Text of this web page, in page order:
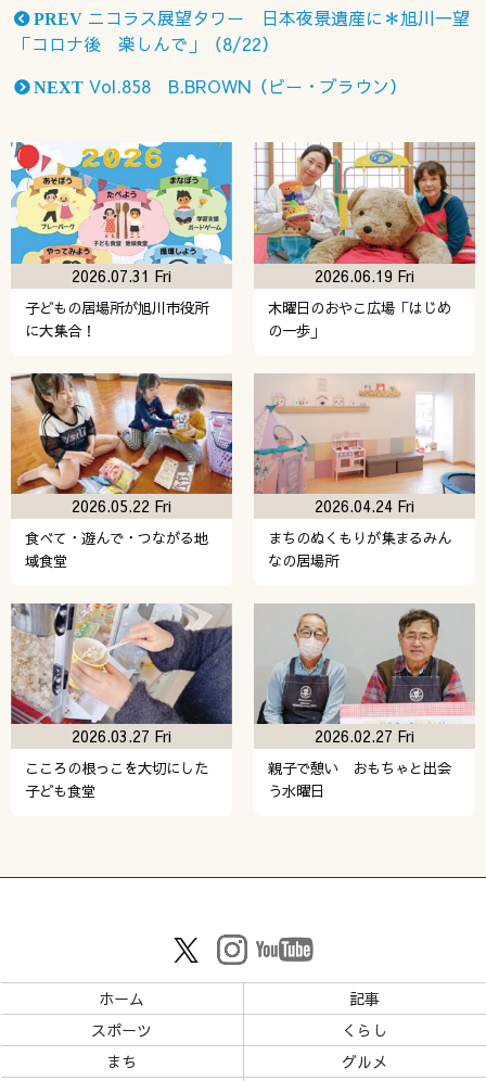
PREV ニコラス展望タワー 日本夜景遺産に＊旭川一望
「コロナ後 楽しんで」（8/22）
NEXT Vol.858 B.BROWN（ビー・ブラウン）
子どもの居場所が旭川市役所
に大集合！
2026.07.31 Fri
木曜日のおやこ広場「はじめ
の一歩」
2026.06.19 Fri
食べて・遊んで・つながる地
域食堂
2026.05.22 Fri
まちのぬくもりが集まるみん
なの居場所
2026.04.24 Fri
こころの根っこを大切にした
子ども食堂
2026.03.27 Fri
親子で憩い おもちゃと出会
う水曜日
2026.02.27 Fri
ホーム
記事
スポーツ
くらし
まち
グルメ